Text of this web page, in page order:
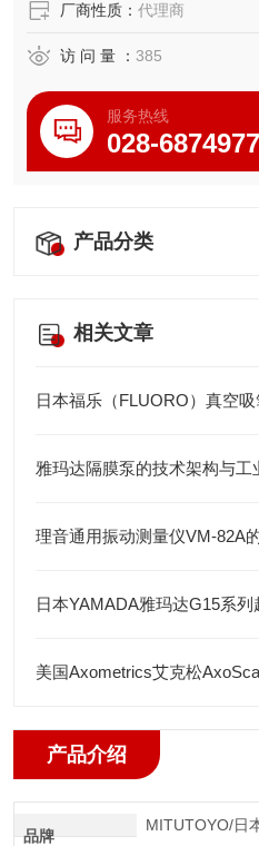
厂商性质： 代理商
访 问 量 ： 385
服务热线
028-
产品分类
相关文章
雅玛达隔膜泵的技术架构与
理音通用振动测量仪VM-82A
美国Axometrics艾克松
产品介绍
品牌
MITUTOYO/日